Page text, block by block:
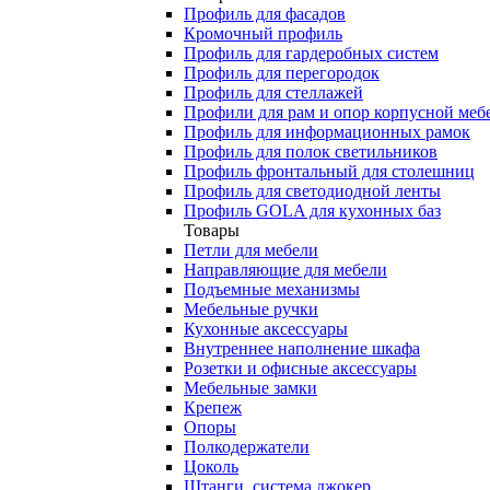
Профиль для фасадов
Кромочный профиль
Профиль для гардеробных систем
Профиль для перегородок
Профиль для стеллажей
Профили для рам и опор корпусной
Профиль для информационных рамок
Профиль для полок светильников
Профиль фронтальный для столешниц
Профиль для светодиодной ленты
Профиль GOLA для кухонных баз
Товары
Петли для мебели
Направляющие для мебели
Подъемные механизмы
Мебельные ручки
Кухонные аксессуары
Внутреннее наполнение шкафа
Розетки и офисные аксессуары
Мебельные замки
Крепеж
Опоры
Полкодержатели
Цоколь
Штанги, система джокер